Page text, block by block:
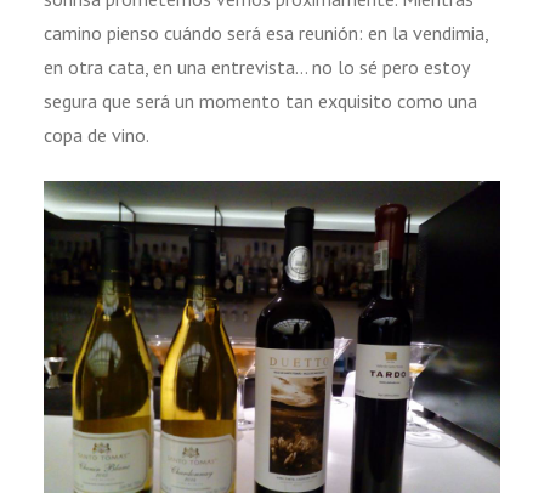
camino pienso cuándo será esa reunión: en la vendimia,
en otra cata, en una entrevista… no lo sé pero estoy
segura que será un momento tan exquisito como una
copa de vino.